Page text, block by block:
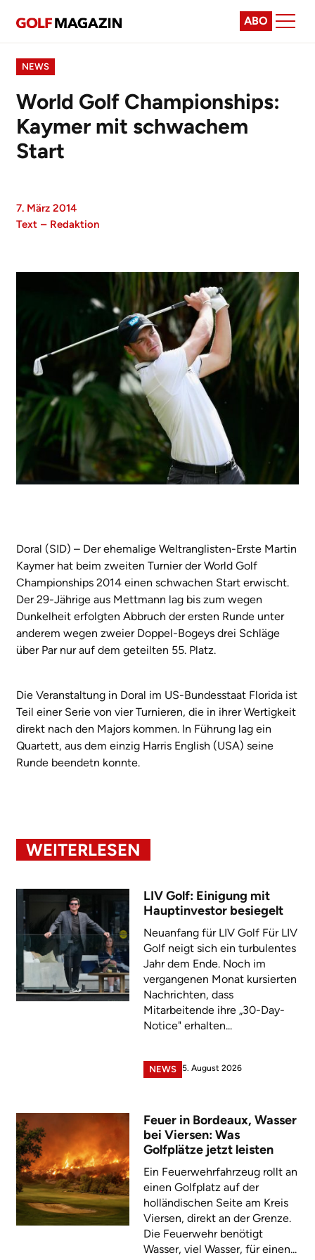
ABO
NEWS
World Golf Championships:
Kaymer mit schwachem
Start
7. März 2014
Text – Redaktion
Doral (SID) – Der ehemalige Weltranglisten-Erste Martin
Kaymer hat beim zweiten Turnier der World Golf
Championships 2014 einen schwachen Start erwischt.
Der 29-Jährige aus Mettmann lag bis zum wegen
Dunkelheit erfolgten Abbruch der ersten Runde unter
anderem wegen zweier Doppel-Bogeys drei Schläge
über Par nur auf dem geteilten 55. Platz.
Die Veranstaltung in Doral im US-Bundesstaat Florida ist
Teil einer Serie von vier Turnieren, die in ihrer Wertigkeit
direkt nach den Majors kommen. In Führung lag ein
Quartett, aus dem einzig Harris English (USA) seine
Runde beendetn konnte.
WEITERLESEN
LIV Golf: Einigung mit
Hauptinvestor besiegelt
Neuanfang für LIV Golf Für LIV
Golf neigt sich ein turbulentes
Jahr dem Ende. Noch im
vergangenen Monat kursierten
Nachrichten, dass
Mitarbeitende ihre „30-Day-
Notice" erhalten...
NEWS 5. August 2026
Feuer in Bordeaux, Wasser
bei Viersen: Was
Golfplätze jetzt leisten
Ein Feuerwehrfahrzeug rollt an
einen Golfplatz auf der
holländischen Seite am Kreis
Viersen, direkt an der Grenze.
Die Feuerwehr benötigt
Wasser, viel Wasser, für einen...